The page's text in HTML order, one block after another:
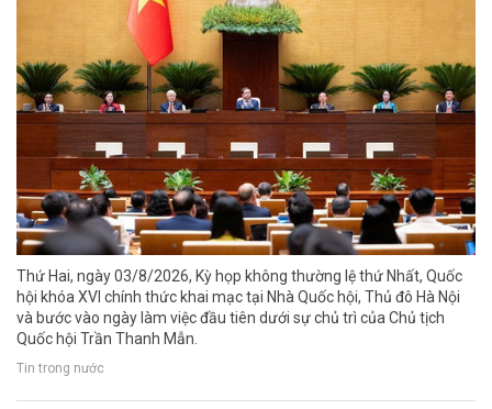
Thứ Hai, ngày 03/8/2026, Kỳ họp không thường lệ thứ Nhất, Quốc
hội khóa XVI chính thức khai mạc tại Nhà Quốc hội, Thủ đô Hà Nội
và bước vào ngày làm việc đầu tiên dưới sự chủ trì của Chủ tịch
Quốc hội Trần Thanh Mẫn.
Tin trong nước